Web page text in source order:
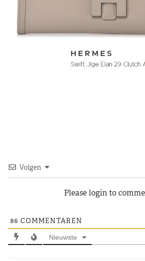
Volgen
Please login to
86 COMMENTAREN
Nieuwste